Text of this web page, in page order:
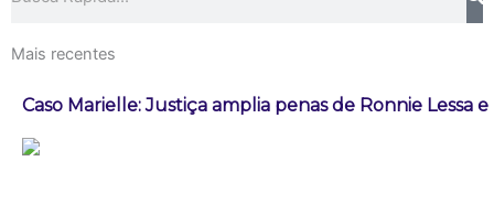
Mais recentes
Caso Marielle: Justiça amplia penas de Ronnie Lessa